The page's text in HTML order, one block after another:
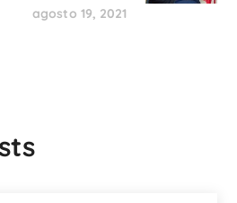
agosto 19, 2021